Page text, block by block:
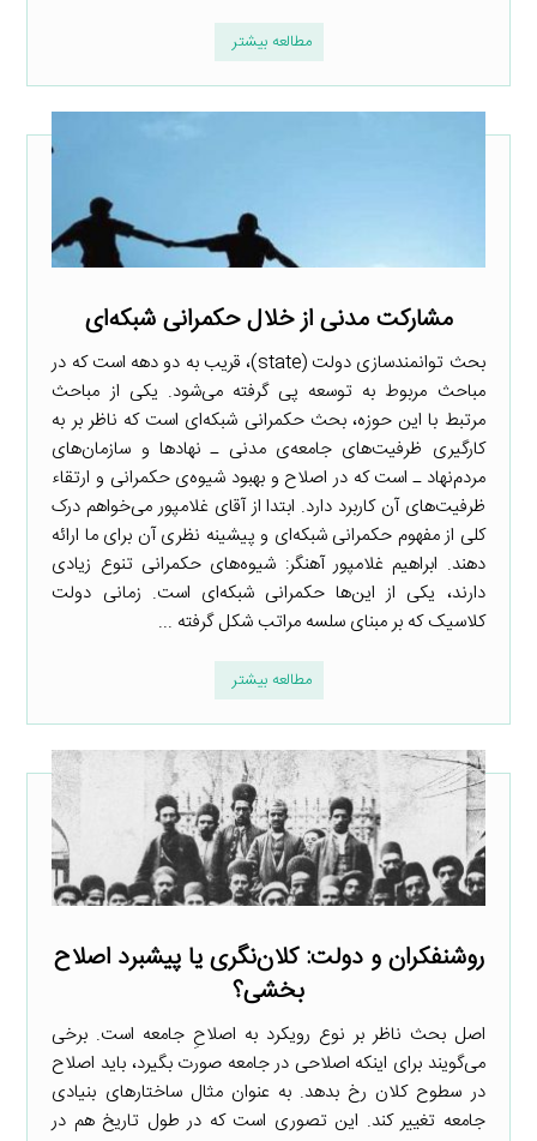
مطالعه بیشتر
مشارکت مدنی از خلال حکمرانی شبکه‌ای
بحث توانمندسازی دولت (state)، قریب به دو دهه است که در
مباحث مربوط به توسعه پی گرفته می‌شود. یکی از مباحث
مرتبط با این حوزه، بحث حکمرانی شبکه‌ای است که ناظر بر به
کارگیری ظرفیت‌های جامعه‌ی مدنی ـ نهادها و سازمان‌های
مردم‌نهاد ـ است که در اصلاح و بهبود شیوه‌ی حکمرانی و ارتقاء
ظرفیت‌های آن کاربرد دارد. ابتدا از آقای غلامپور می‌خواهم درک
کلی از مفهوم حکمرانی شبکه‌ای و پیشینه نظری آن برای ما ارائه
دهند. ابراهیم غلامپور آهنگر: شیوه‌های حکمرانی تنوع زیادی
دارند، یکی از این‌ها حکمرانی شبکه‌ای است. زمانی دولت
کلاسیک که بر مبنای سلسه مراتب شکل گرفته ...
مطالعه بیشتر
روشنفکران و دولت: کلان‌نگری یا پیشبرد اصلاح
بخشی؟
اصل بحث ناظر بر نوع رویکرد به اصلاحِ جامعه است. برخی
می‌گویند برای اینکه اصلاحی در جامعه صورت بگیرد، باید اصلاح
در سطوح کلان رخ بدهد. به عنوان مثال ساختارهای بنیادی
جامعه تغییر کند. این تصوری است که در طول تاریخ هم در